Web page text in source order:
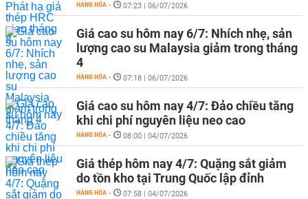
HÀNG HÓA - 07:23 | 06/07/2026
Giá cao su hôm nay 6/7: Nhích nhẹ, sản
lượng cao su Malaysia giảm trong tháng
4
HÀNG HÓA - 07:18 | 06/07/2026
Giá cao su hôm nay 4/7: Đảo chiều tăng
khi chi phí nguyên liệu neo cao
HÀNG HÓA - 08:00 | 04/07/2026
Giá thép hôm nay 4/7: Quặng sắt giảm
do tồn kho tại Trung Quốc lập đỉnh
HÀNG HÓA - 07:58 | 04/07/2026